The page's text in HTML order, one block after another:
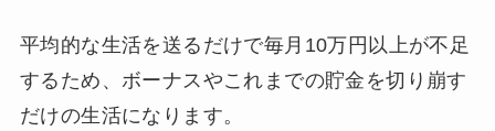
平均的な生活を送るだけで毎月10万円以上が不足
するため、ボーナスやこれまでの貯金を切り崩す
だけの生活になります。